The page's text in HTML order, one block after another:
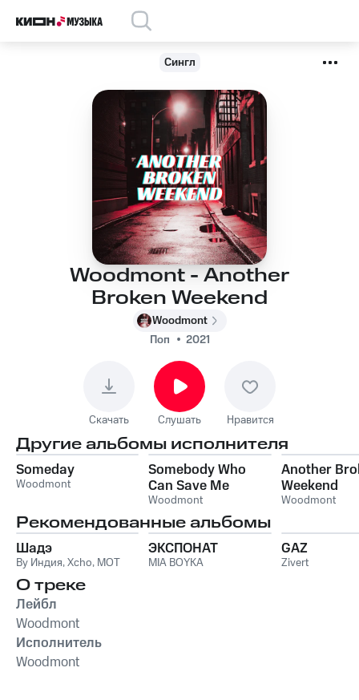
Сингл
Woodmont - Another
Broken Weekend
Woodmont
Поп
2021
Скачать Слушать Нравится
Другие альбомы исполнителя
Someday
Woodmont
Somebody Who
Can Save Me
Woodmont
Another
Weekend
Woodmont
Рекомендованные альбомы
Шадэ
By Индия,Xcho, MOT
ЭКСПОНАТ
MIA BOYKA
GAZ
Zivert
О треке
Лейбл
Woodmont
Исполнитель
Woodmont